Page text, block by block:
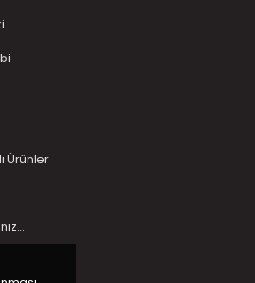
Ürünler